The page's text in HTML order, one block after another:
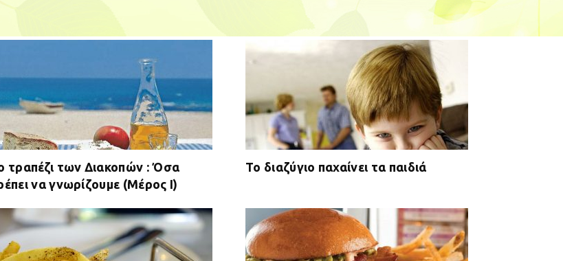
τραπέζι των Διακοπών : Όσα
να γνωρίζουμε (Μέρος I)
Το διαζύγιο παχαίνει τα παιδιά